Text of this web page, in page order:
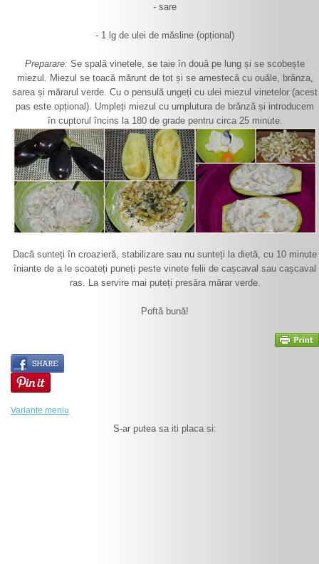
- sare
- 1 lg de ulei de măsline (opțional)
Preparare: Se spală vinetele, se taie în două pe lung și se scobește
miezul. Miezul se toacă mărunt de tot și se amestecă cu ouăle, brânza,
sarea și mărarul verde. Cu o pensulă ungeți cu ulei miezul vinetelor (acest
pas este opțional). Umpleți miezul cu umplutura de brănză și introducem
în cuptorul încins la 180 de grade pentru circa 25 minute.
Dacă sunteți în croazieră, stabilizare sau nu sunteți la dietă, cu 10 minute
îniante de a le scoateți puneți peste vinete felii de cașcaval sau cașcaval
ras. La servire mai puteți presăra mărar verde.
Poftă bună!
Variante meniu
S-ar putea sa iti placa si: